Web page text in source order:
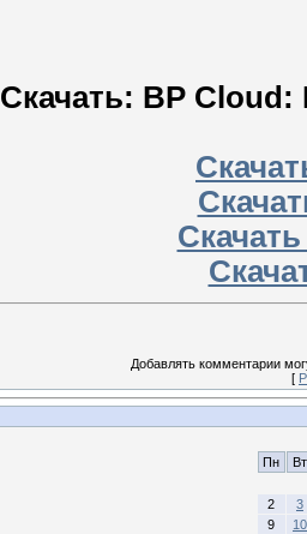
Скачать: BP Cloud:
Добавлять комментарии
[
Пн Вт
2
3
9
10